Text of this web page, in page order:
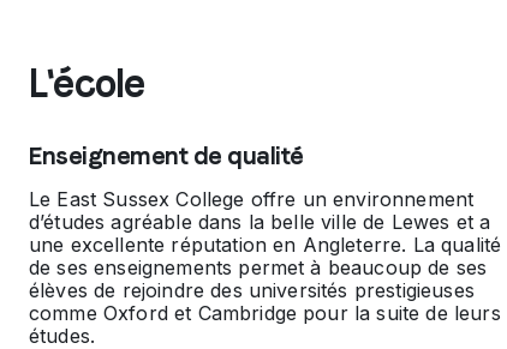
L'école
Enseignement de qualité
Le East Sussex College offre un environnement
d’études agréable dans la belle ville de Lewes et a
une excellente réputation en Angleterre. La qualité
de ses enseignements permet à beaucoup de ses
élèves de rejoindre des universités prestigieuses
comme Oxford et Cambridge pour la suite de leurs
études.